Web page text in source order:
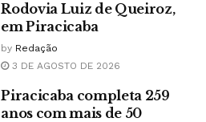
Rodovia Luiz de Queiroz,
em Piracicaba
by Redação
3 DE AGOSTO DE 2026
Piracicaba completa 259
anos com mais de 50